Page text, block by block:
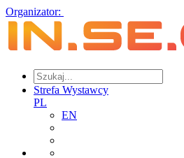
Organizator:
Strefa Wystawcy
PL
EN